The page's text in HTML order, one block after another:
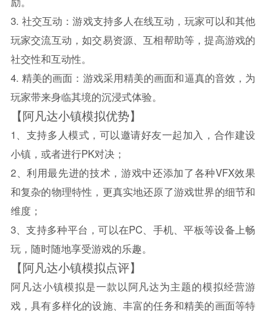
3. 社交互动：游戏支持多人在线互动，玩家可以和其他
玩家交流互动，如交易资源、互相帮助等，提高游戏的
社交性和互动性。
4. 精美的画面：游戏采用精美的画面和逼真的音效，为
玩家带来身临其境的沉浸式体验。
【阿凡达小镇模拟优势】
1、支持多人模式，可以邀请好友一起加入，合作建设
小镇，或者进行PK对决；
2、利用最先进的技术，游戏中还添加了各种VFX效果
和复杂的物理特性，更真实地还原了游戏世界的细节和
维度；
3、支持多种平台，可以在PC、手机、平板等设备上畅
玩，随时随地享受游戏的乐趣。
【阿凡达小镇模拟点评】
阿凡达小镇模拟是一款以阿凡达为主题的模拟经营游
戏，具有多样化的设施、丰富的任务和精美的画面等特